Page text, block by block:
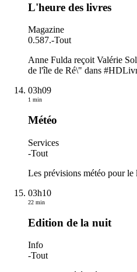
L'heure des livres
Magazine
0.587.-Tout
Anne Fulda reçoit Valérie
de l'île de Ré\" dans
03h09
1 min
Météo
Services
-Tout
Les prévisions météo pour le
03h10
22 min
Edition de la nuit
Info
-Tout